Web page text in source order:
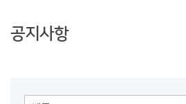
공지사항